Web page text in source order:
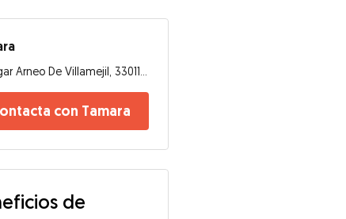
con Tamara
de